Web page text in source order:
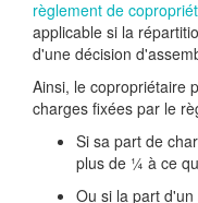
règlement de
applicable si la
d'une décision
Ainsi, le copropriétaire
charges fixées par le
Si sa part de
plus de ¼ à ce
Ou si la part